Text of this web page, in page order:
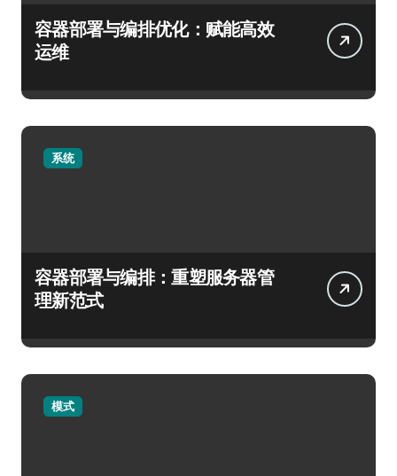
容器部署与编排优化：赋能高效
运维
系统
容器部署与编排：重塑服务器管
理新范式
模式